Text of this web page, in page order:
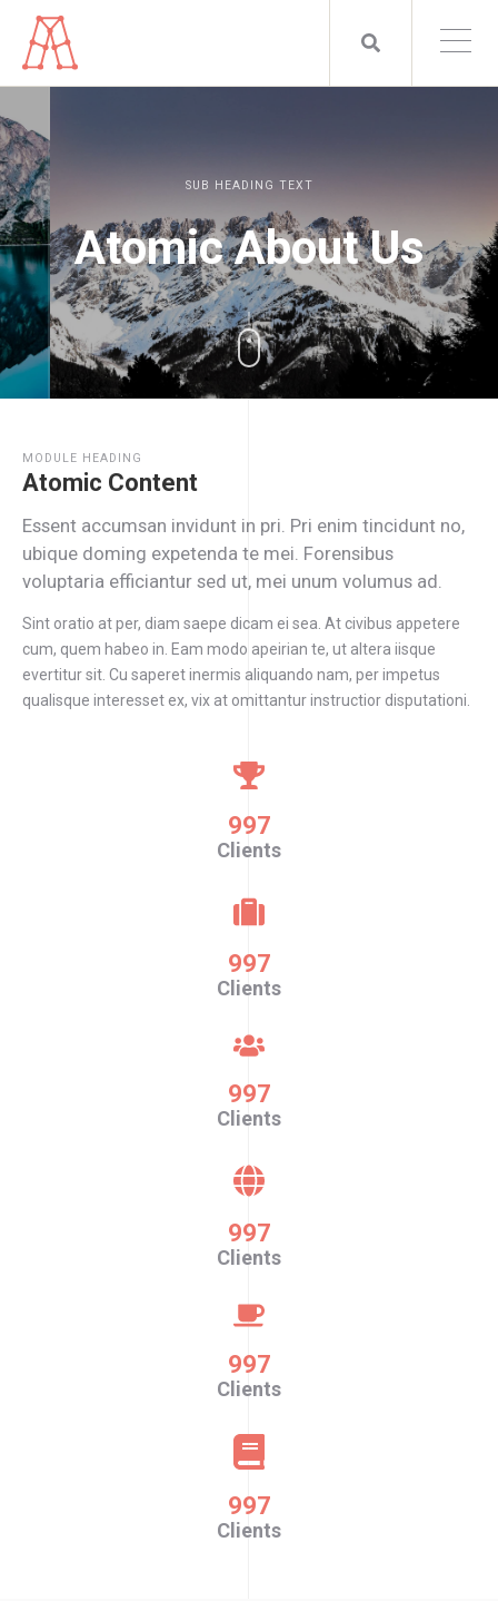
SUB HEADING TEXT
Atomic About Us
MODULE HEADING
Atomic Content
Essent accumsan invidunt in pri. Pri enim tincidunt no,
ubique doming expetenda te mei. Forensibus
voluptaria efficiantur sed ut, mei unum volumus ad.
Sint oratio at per, diam saepe dicam ei sea. At civibus appetere
cum, quem habeo in. Eam modo apeirian te, ut altera iisque
evertitur sit. Cu saperet inermis aliquando nam, per impetus
qualisque interesset ex, vix at omittantur instructior disputationi.
997
Clients
997
Clients
997
Clients
997
Clients
997
Clients
997
Clients